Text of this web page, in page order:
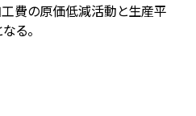
工費の原価低減活動と生産平
る。